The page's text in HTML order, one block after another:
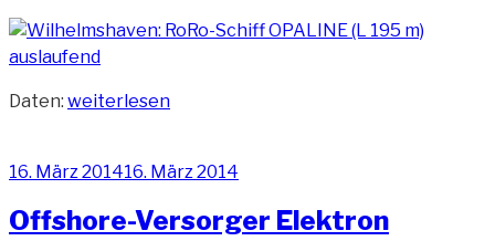
Daten: „Frachtschiff
weiterlesen
Veröffentlicht
16. März 201416. März 2014
Offshore-Versorger Elektron